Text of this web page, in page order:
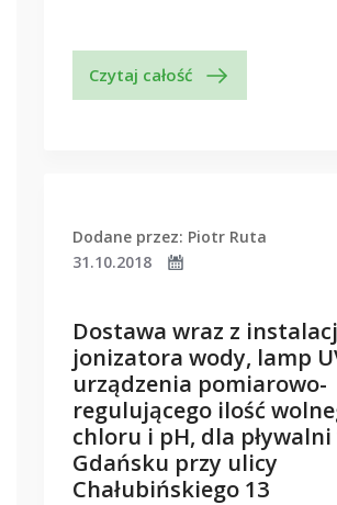
Czytaj całość
Dodane przez: Piotr Ruta
31.10.2018
Dostawa wraz z
jonizatora wody, lamp
urządzenia pomiarowo-
regulującego ilość
chloru i pH, dla pływalni
Gdańsku przy ulicy
Chałubińskiego 13